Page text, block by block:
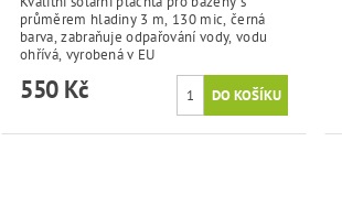
průměrem hladiny 3 m, 130 mic, černá
barva, zabraňuje odpařování vody, vodu
ohřívá, vyrobená v EU
550 Kč